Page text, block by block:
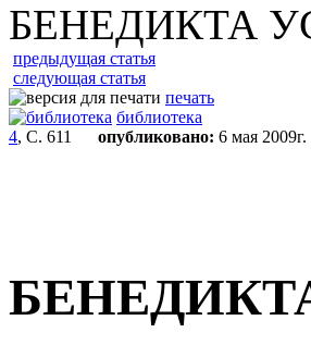
БЕНЕДИКТА
предыдущая статья
следующая статья
печать
библиотека
4, С. 611 опубликовано: 6 мая 2009г.